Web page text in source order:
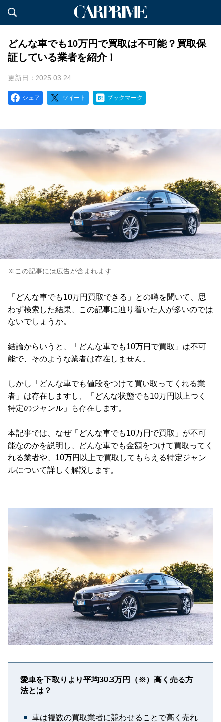
どんな車でも10万円で買取は不可能？買取保
証している業者を紹介！
更新日：2025.03.24
シェア ツイート ブックマーク
※この記事には広告が含まれます
「どんな車でも10万円買取できる」との噂を聞いて、思
わず検索した結果、この記事に辿り着いた人が多いのでは
ないでしょうか。
結論からいうと、「どんな車でも10万円で買取」は不可
能で、そのような業者は存在しません。
しかし「どんな車でも値段をつけて買い取ってくれる業
者」は存在しますし、「どんな状態でも10万円以上つく
特定のジャンル」も存在します。
本記事では、なぜ「どんな車でも10万円で買取」が不可
能なのかを説明し、どんな車でも金額をつけて買取ってく
れる業者や、10万円以上で買取してもらえる特定ジャン
ルについて詳しく解説します。
愛車を下取りより平均30.3万円（※）高く売る方
法とは？
車は複数の買取業者に競わせることで高く売れ